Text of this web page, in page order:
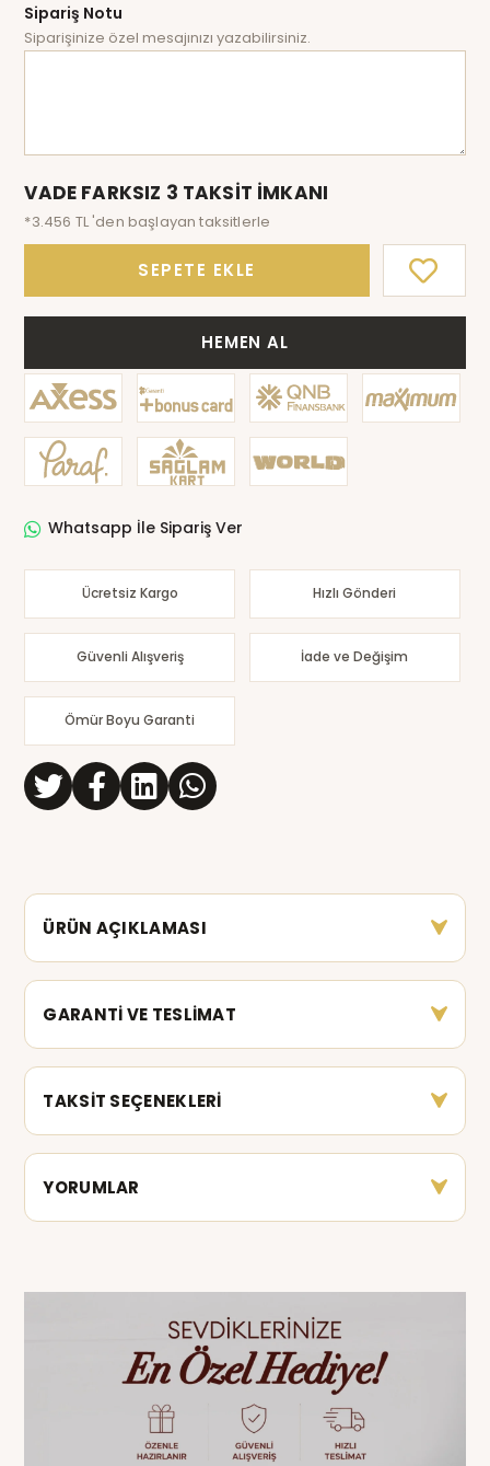
Sipariş Notu
Siparişinize özel mesajınızı yazabilirsiniz.
VADE FARKSIZ 3 TAKSİT İMKANI
*3.456 TL 'den başlayan taksitlerle
SEPETE EKLE
HEMEN AL
Whatsapp İle Sipariş Ver
Ücretsiz Kargo Hızlı Gönderi
Güvenli Alışveriş İade ve Değişim
Ömür Boyu Garanti
ÜRÜN AÇIKLAMASI
GARANTİ VE TESLİMAT
TAKSİT SEÇENEKLERİ
YORUMLAR